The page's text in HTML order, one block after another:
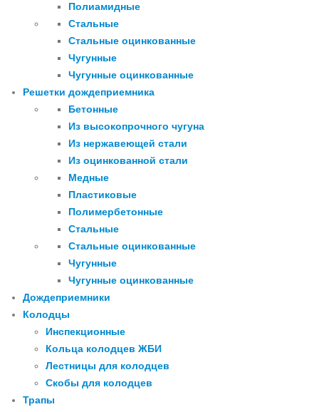
Полиамидные
Стальные
Стальные оцинкованные
Чугунные
Чугунные оцинкованные
Решетки дождеприемника
Бетонные
Из высокопрочного чугуна
Из нержавеющей стали
Из оцинкованной стали
Медные
Пластиковые
Полимербетонные
Стальные
Стальные оцинкованные
Чугунные
Чугунные оцинкованные
Дождеприемники
Колодцы
Инспекционные
Кольца колодцев ЖБИ
Лестницы для колодцев
Скобы для колодцев
Трапы